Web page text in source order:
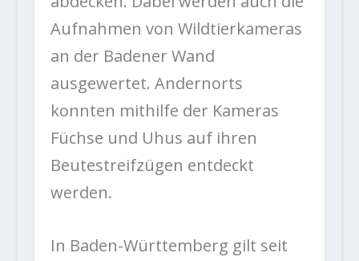
Aufnahmen von Wildtierkameras
an der Badener Wand
ausgewertet. Andernorts
konnten mithilfe der Kameras
Füchse und Uhus auf ihren
Beutestreifzügen entdeckt
werden.
In Baden-Württemberg gilt seit